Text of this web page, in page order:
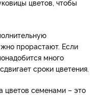
цветов, чтобы
прорастают. Если
много
сроки цветения.
цветов семенами – это